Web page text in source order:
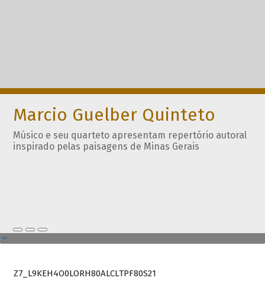
Marcio Guelber Quinteto
Músico e seu quarteto apresentam repertório autoral
inspirado pelas paisagens de Minas Gerais
Z7_L9KEH4O0LORH80ALCLTPF80S21